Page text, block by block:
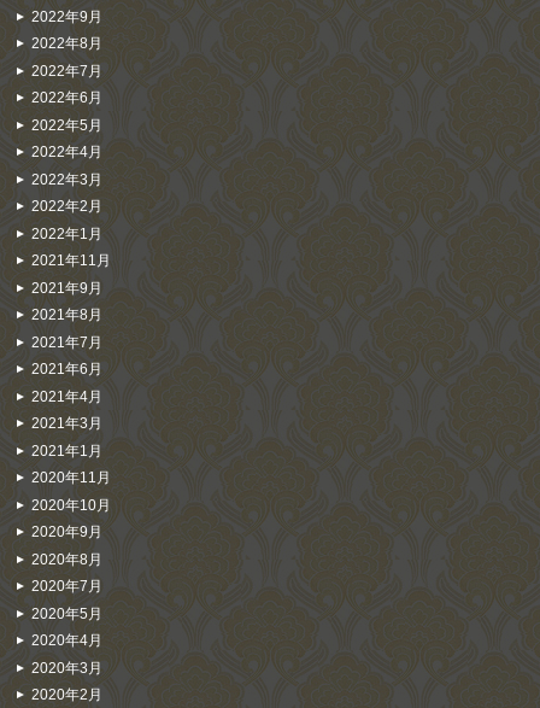
2022年9月
2022年8月
2022年7月
2022年6月
2022年5月
2022年4月
2022年3月
2022年2月
2022年1月
2021年11月
2021年9月
2021年8月
2021年7月
2021年6月
2021年4月
2021年3月
2021年1月
2020年11月
2020年10月
2020年9月
2020年8月
2020年7月
2020年5月
2020年4月
2020年3月
2020年2月